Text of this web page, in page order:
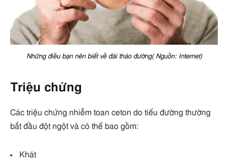
Những điều bạn nên biết về đái tháo đường( Nguồn: Internet)
Triệu chứng
Các triệu chứng nhiễm toan ceton do tiểu đường thường
bắt đầu đột ngột và có thể bao gồm:
Khát